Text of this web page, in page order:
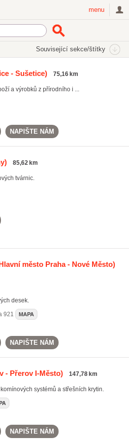
menu
Související sekce/štítky
- Sušetice) 75,16 km
a výrobků z přírodního i ...
NAPIŠTE NÁM
85,62 km
tvárnic.
město Praha - Nové Město)
desek.
921 MAPA
NAPIŠTE NÁM
- Přerov I-Město) 147,78 km
systémů a střešních krytin.
NAPIŠTE NÁM